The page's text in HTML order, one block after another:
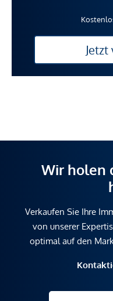
Wir holen
Verkaufen Sie Ihre
von unserer
optimal auf den